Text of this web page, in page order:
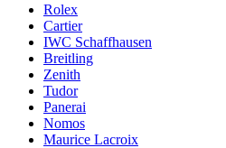
Rolex
Cartier
IWC Schaffhausen
Breitling
Zenith
Tudor
Panerai
Nomos
Maurice Lacroix